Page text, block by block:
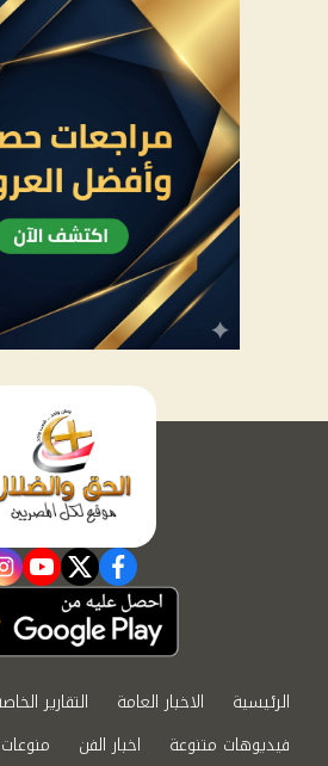
facebook
twitter
الرئيسية الاخبار العامة التقارير
فيديوهات متنوعة
اخبار الفن